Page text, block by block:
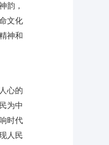
韵，
文化
神和
心的
为中
时代
人民